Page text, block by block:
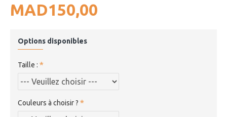
MAD150,00
Options disponibles
Taille :
Couleurs à choisir ?